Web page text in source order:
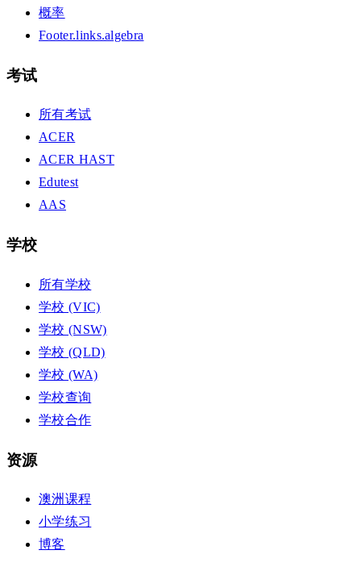
概率
Footer.links.algebra
考试
所有考试
ACER
ACER HAST
Edutest
AAS
学校
所有学校
学校 (VIC)
学校 (NSW)
学校 (QLD)
学校 (WA)
学校查询
学校合作
资源
澳洲课程
小学练习
博客